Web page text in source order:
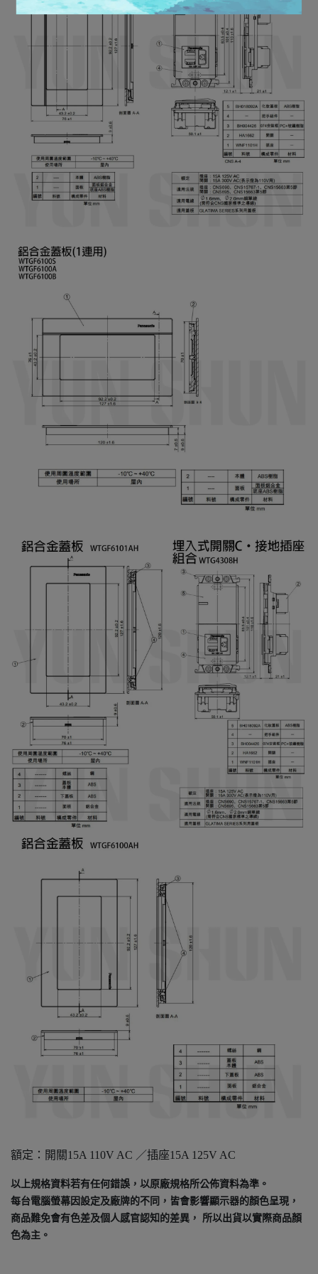
額定：開關15A 110V AC ／插座15A 125V AC
以上規格資料若有任何錯誤，以原廠規格所公佈資料為準。
每台電腦螢幕因設定及廠牌的不同，皆會影響顯示器的顏色呈現，
商品難免會有色差及個人感官認知的差異， 所以出貨以實際商品顏
色為主。